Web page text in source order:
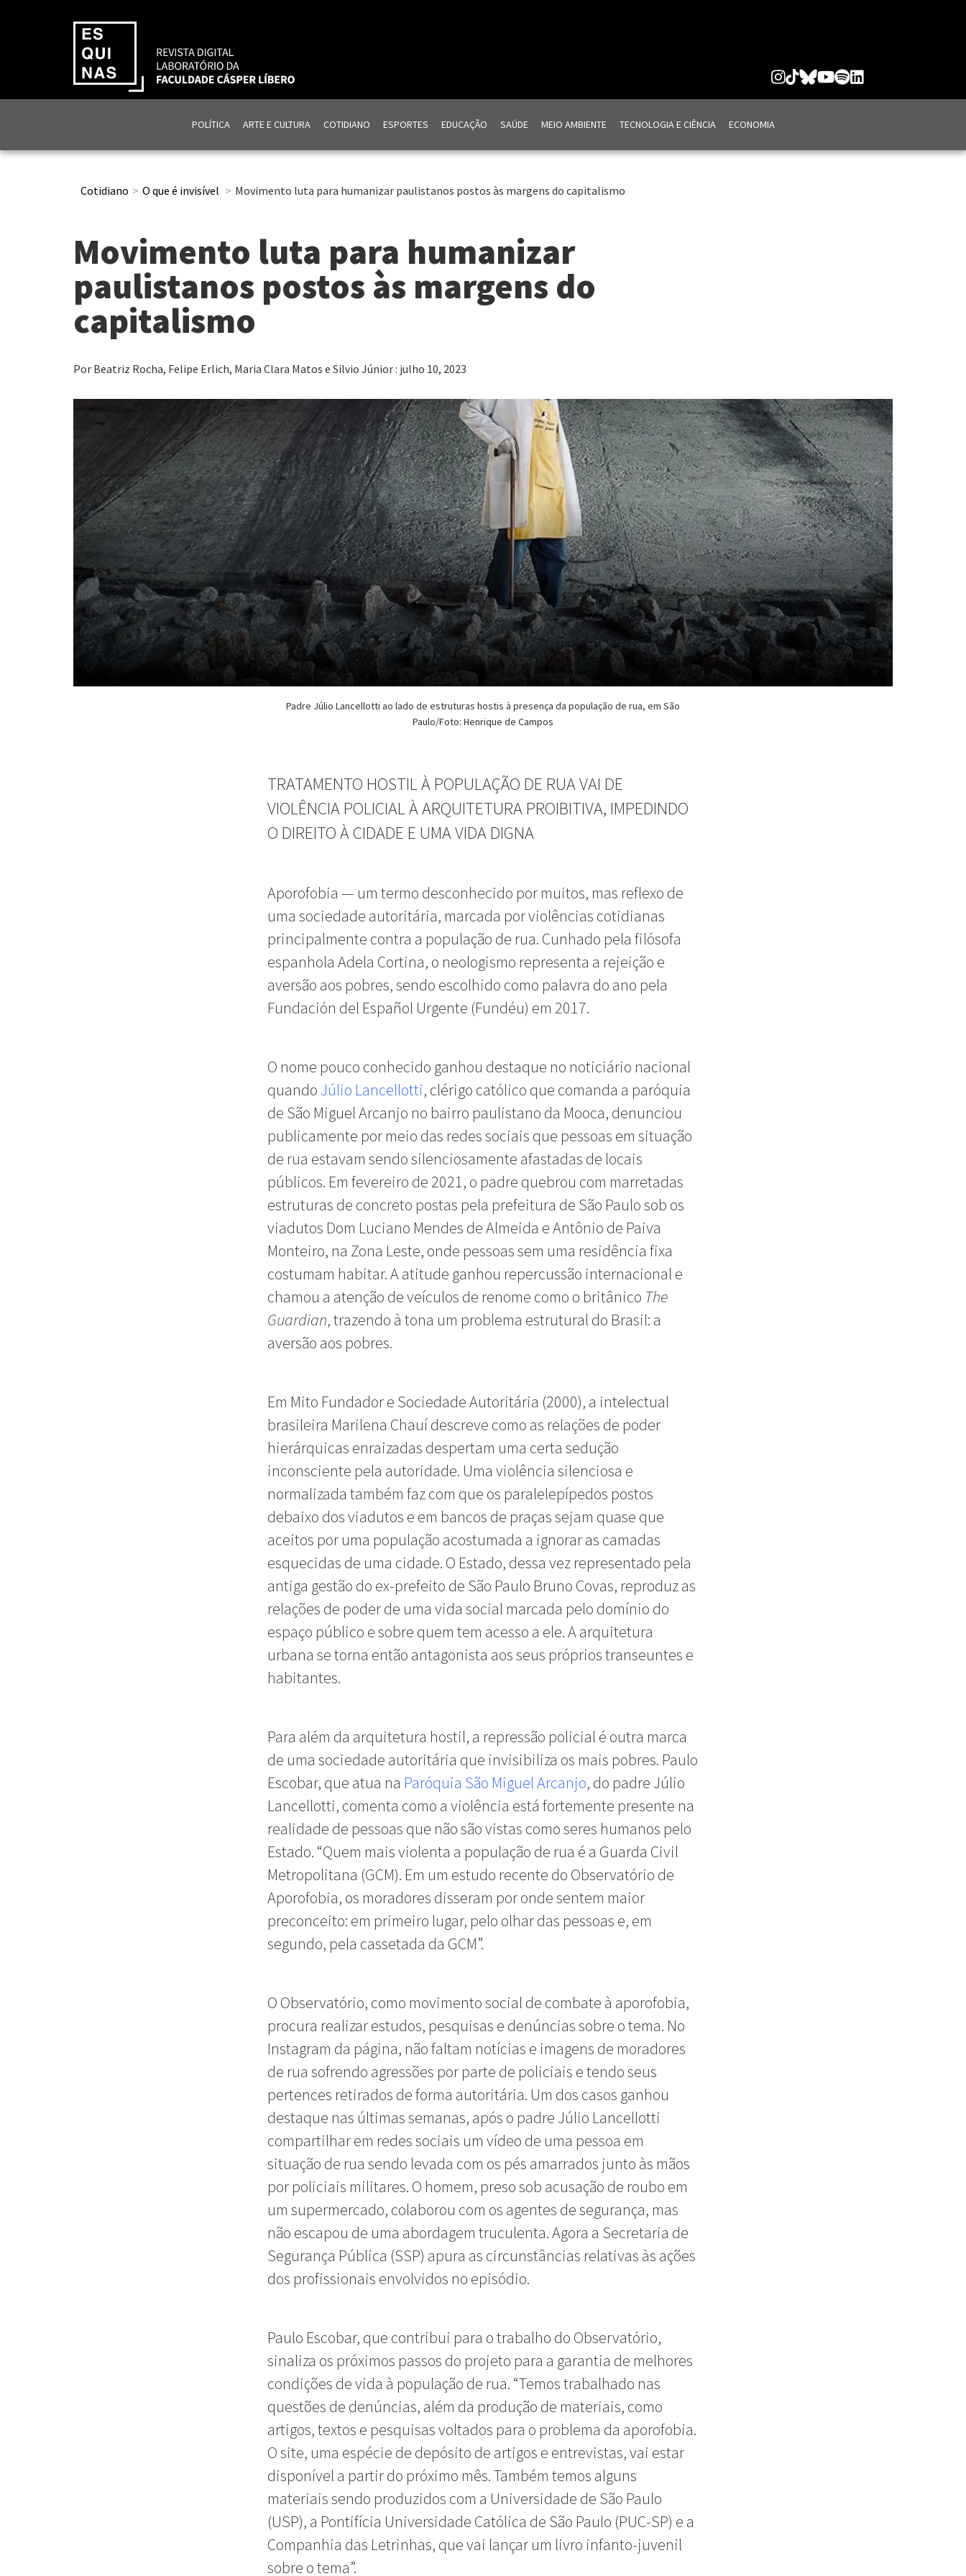
POLÍTICA ARTE E CULTURA COTIDIANO ESPORTES EDUCAÇÃO SAÚDE MEIO AMBIENTE TECNOLOGIA E CIÊNCIA ECONOMIA
Cotidiano O que é invisível Movimento luta para humanizar paulistanos postos às margens do capitalismo
Movimento luta para humanizar
paulistanos postos às margens do
capitalismo
Por Beatriz Rocha, Felipe Erlich, Maria Clara Matos e Silvio Júnior : julho 10, 2023
Padre Júlio Lancellotti ao lado de estruturas hostis à presença da população de rua, em São
Paulo/Foto: Henrique de Campos
TRATAMENTO HOSTIL À POPULAÇÃO DE RUA VAI DE
VIOLÊNCIA POLICIAL À ARQUITETURA PROIBITIVA, IMPEDINDO
O DIREITO À CIDADE E UMA VIDA DIGNA
Aporofobia — um termo desconhecido por muitos, mas reflexo de
uma sociedade autoritária, marcada por violências cotidianas
principalmente contra a população de rua. Cunhado pela filósofa
espanhola Adela Cortina, o neologismo representa a rejeição e
aversão aos pobres, sendo escolhido como palavra do ano pela
Fundación del Español Urgente (Fundéu) em 2017.
O nome pouco conhecido ganhou destaque no noticiário nacional
quando Júlio Lancellotti, clérigo católico que comanda a paróquia
de São Miguel Arcanjo no bairro paulistano da Mooca, denunciou
publicamente por meio das redes sociais que pessoas em situação
de rua estavam sendo silenciosamente afastadas de locais
públicos. Em fevereiro de 2021, o padre quebrou com marretadas
estruturas de concreto postas pela prefeitura de São Paulo sob os
viadutos Dom Luciano Mendes de Almeida e Antônio de Paiva
Monteiro, na Zona Leste, onde pessoas sem uma residência fixa
costumam habitar. A atitude ganhou repercussão internacional e
chamou a atenção de veículos de renome como o britânico The
Guardian, trazendo à tona um problema estrutural do Brasil: a
aversão aos pobres.
Em Mito Fundador e Sociedade Autoritária (2000), a intelectual
brasileira Marilena Chauí descreve como as relações de poder
hierárquicas enraizadas despertam uma certa sedução
inconsciente pela autoridade. Uma violência silenciosa e
normalizada também faz com que os paralelepípedos postos
debaixo dos viadutos e em bancos de praças sejam quase que
aceitos por uma população acostumada a ignorar as camadas
esquecidas de uma cidade. O Estado, dessa vez representado pela
antiga gestão do ex-prefeito de São Paulo Bruno Covas, reproduz as
relações de poder de uma vida social marcada pelo domínio do
espaço público e sobre quem tem acesso a ele. A arquitetura
urbana se torna então antagonista aos seus próprios transeuntes e
habitantes.
Para além da arquitetura hostil, a repressão policial é outra marca
de uma sociedade autoritária que invisibiliza os mais pobres. Paulo
Escobar, que atua na Paróquia São Miguel Arcanjo, do padre Júlio
Lancellotti, comenta como a violência está fortemente presente na
realidade de pessoas que não são vistas como seres humanos pelo
Estado. “Quem mais violenta a população de rua é a Guarda Civil
Metropolitana (GCM). Em um estudo recente do Observatório de
Aporofobia, os moradores disseram por onde sentem maior
preconceito: em primeiro lugar, pelo olhar das pessoas e, em
segundo, pela cassetada da GCM”.
O Observatório, como movimento social de combate à aporofobia,
procura realizar estudos, pesquisas e denúncias sobre o tema. No
Instagram da página, não faltam notícias e imagens de moradores
de rua sofrendo agressões por parte de policiais e tendo seus
pertences retirados de forma autoritária. Um dos casos ganhou
destaque nas últimas semanas, após o padre Júlio Lancellotti
compartilhar em redes sociais um vídeo de uma pessoa em
situação de rua sendo levada com os pés amarrados junto às mãos
por policiais militares. O homem, preso sob acusação de roubo em
um supermercado, colaborou com os agentes de segurança, mas
não escapou de uma abordagem truculenta. Agora a Secretaria de
Segurança Pública (SSP) apura as circunstâncias relativas às ações
dos profissionais envolvidos no episódio.
Paulo Escobar, que contribui para o trabalho do Observatório,
sinaliza os próximos passos do projeto para a garantia de melhores
condições de vida à população de rua. “Temos trabalhado nas
questões de denúncias, além da produção de materiais, como
artigos, textos e pesquisas voltados para o problema da aporofobia.
O site, uma espécie de depósito de artigos e entrevistas, vai estar
disponível a partir do próximo mês. Também temos alguns
materiais sendo produzidos com a Universidade de São Paulo
(USP), a Pontifícia Universidade Católica de São Paulo (PUC-SP) e a
Companhia das Letrinhas, que vai lançar um livro infanto-juvenil
sobre o tema”.